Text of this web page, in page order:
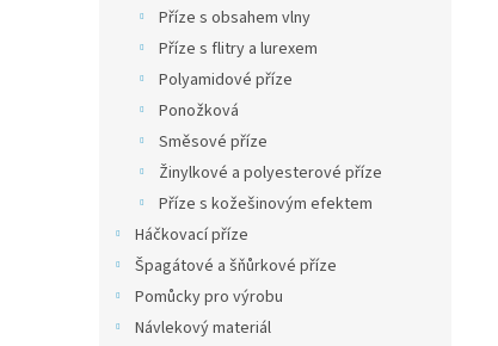
Příze s obsahem vlny
Příze s flitry a lurexem
Polyamidové příze
Ponožková
Směsové příze
Žinylkové a polyesterové příze
Příze s kožešinovým efektem
Háčkovací příze
Špagátové a šňůrkové příze
Pomůcky pro výrobu
Návlekový materiál